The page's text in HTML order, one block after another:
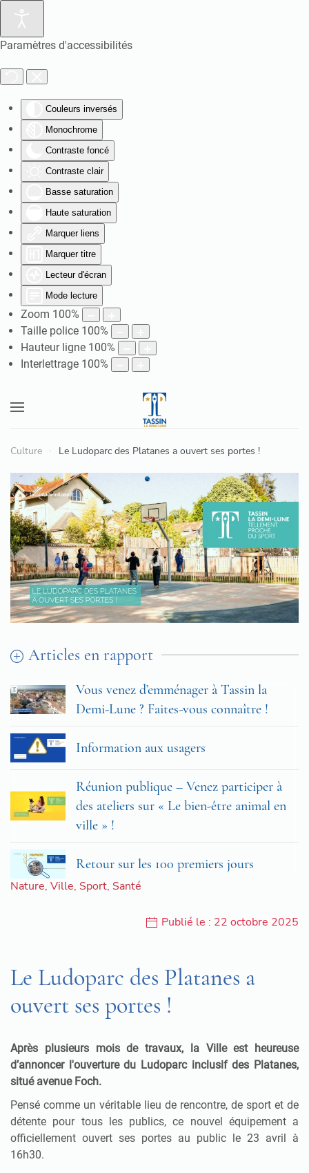
Paramètres d'accessibilités
Couleurs inversés
Monochrome
Contraste foncé
Contraste clair
Basse saturation
Haute saturation
Marquer liens
Marquer titre
Lecteur d'écran
Mode lecture
Zoom 100%
Taille police 100%
Hauteur ligne 100%
Interlettrage 100%
Culture Le Ludoparc des Platanes a ouvert ses portes !
Articles en rapport
Vous venez d’emménager à Tassin la
Demi-Lune ? Faites-vous connaître !
Information aux usagers
Réunion publique – Venez participer à
des ateliers sur « Le bien-être animal en
ville » !
Retour sur les 100 premiers jours
Nature, Ville, Sport, Santé
Publié le : 22 octobre 2025
Le Ludoparc des Platanes a
ouvert ses portes !
Après plusieurs mois de travaux, la Ville est heureuse
d’annoncer l'ouverture du Ludoparc inclusif des Platanes,
situé avenue Foch.
Pensé comme un véritable lieu de rencontre, de sport et de
détente pour tous les publics, ce nouvel équipement a
officiellement ouvert ses portes au public le 23 avril à
16h30.